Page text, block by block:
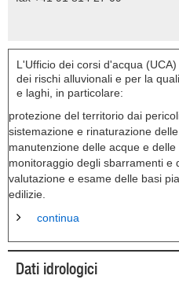
L'Ufficio dei corsi d'acqua
dei rischi alluvionali e per la
e laghi, in particolare:
protezione del territorio dai
sistemazione e rinaturazione
manutenzione delle acque e
monitoraggio degli sbarramenti e
valutazione e esame delle basi
edilizie.
continua
Dati idrologici